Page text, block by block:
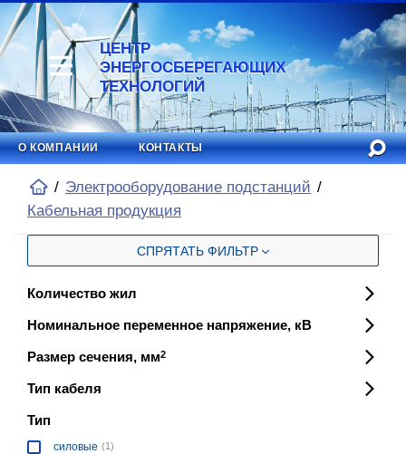
ЦЕНТР
ЭНЕРГОСБЕРЕГАЮЩИХ
ТЕХНОЛОГИЙ
О КОМПАНИИ КОНТАКТЫ
Электрооборудование подстанций
Кабельная продукция
СПРЯТАТЬ ФИЛЬТР
Количество жил
Номинальное переменное напряжение, кВ
Размер сечения, мм2
Тип кабеля
Тип
силовые (1)